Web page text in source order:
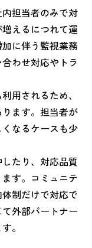
担当者のみで対
えるにつれて運
に伴う監視業務
わせ対応やトラ
用されるため、
ます。担当者が
なるケースも少
たり、対応品質
す。コミュニテ
制だけで対応で
外部パートナー
。